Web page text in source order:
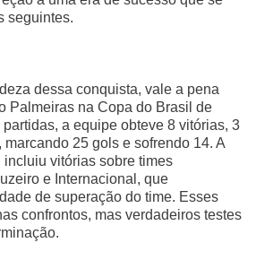
seguintes.
dessa conquista, vale a pena
Palmeiras na Copa do Brasil de
a equipe obteve 8 vitórias, 3
marcando 25 gols e sofrendo 14. A
vitórias sobre times
e Internacional, que
de superação do time. Esses
confrontos, mas verdadeiros testes